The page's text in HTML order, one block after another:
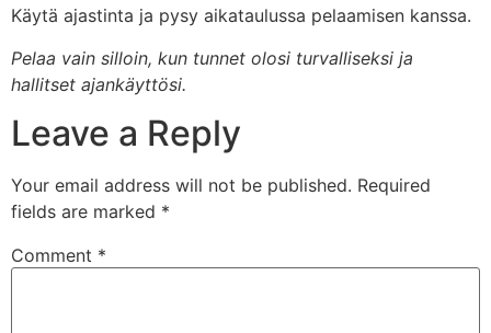
Käytä ajastinta ja pysy aikataulussa pelaamisen kanssa.
Pelaa vain silloin, kun tunnet olosi turvalliseksi ja
hallitset ajankäyttösi.
Leave a Reply
Your email address will not be published. Required
fields are marked *
Comment *